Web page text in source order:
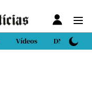
Vídeos DN Sport